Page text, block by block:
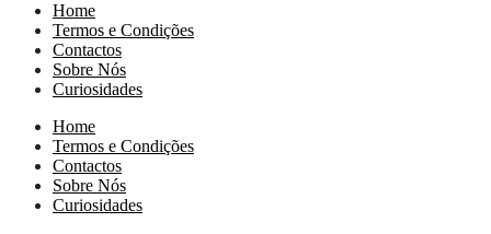
Home
Termos e Condições
Contactos
Sobre Nós
Curiosidades
Home
Termos e Condições
Contactos
Sobre Nós
Curiosidades